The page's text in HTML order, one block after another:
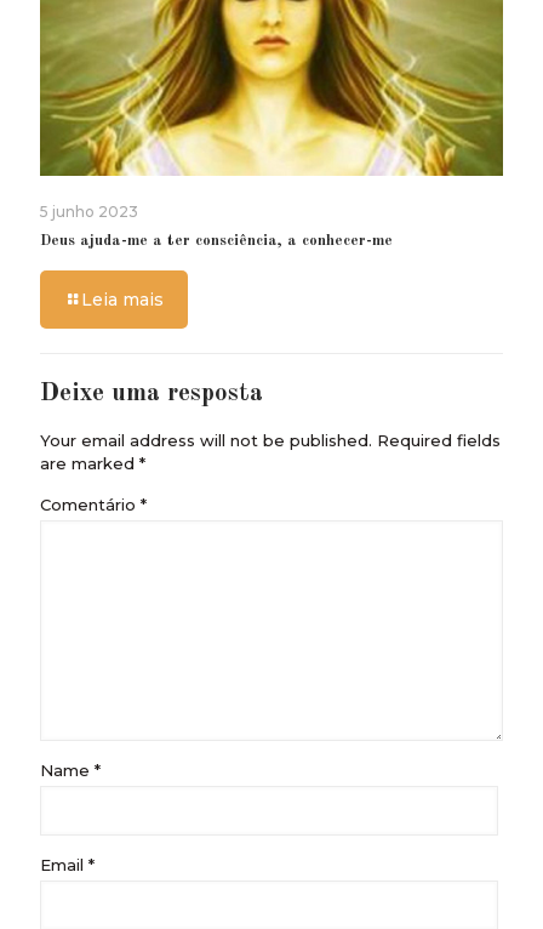
5 junho 2023
Deus ajuda-me a ter consciência, a conhecer-me
Leia mais
Deixe uma resposta
Your email address will not be published. Required fields
are marked *
Comentário *
Name *
Email *